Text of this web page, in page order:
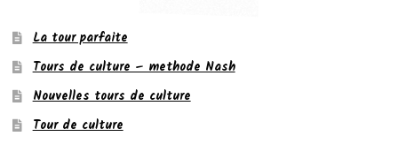
La tour parfaite
Tours de culture – methode Nash
Nouvelles tours de culture
Tour de culture